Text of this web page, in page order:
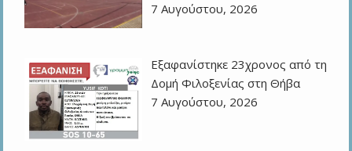
7 Αυγούστου, 2026
Εξαφανίστηκε 23χρονος από τη
Δομή Φιλοξενίας στη Θήβα
7 Αυγούστου, 2026